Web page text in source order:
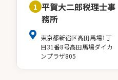
1 平賀大二郎税理士事
務所
東京都新宿区高田馬場1丁
目31番8号高田馬場ダイカ
ンプラザ805